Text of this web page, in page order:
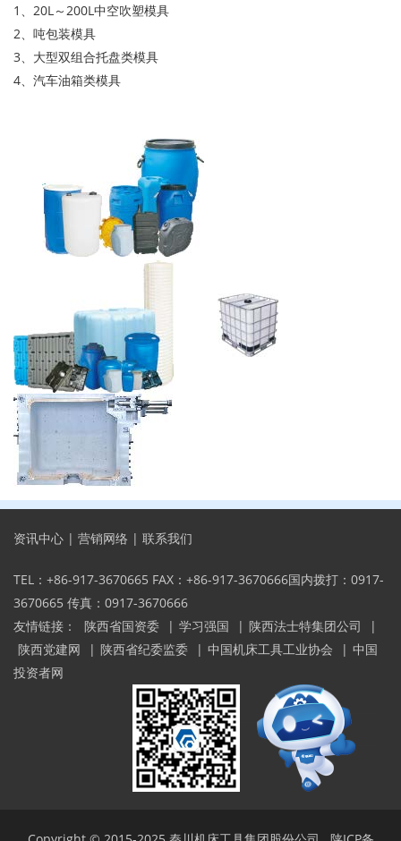
1、20L～200L中空吹塑模具
2、吨包装模具
3、大型双组合托盘类模具
4、汽车油箱类模具
资讯中心 | 营销网络 | 联系我们
TEL：+86-917-3670665 FAX：+86-917-3670666国内拨打：0917-
3670665 传真：0917-3670666
友情链接：
陕西省国资委 | 学习强国 | 陕西法士特集团公司
|
陕西党建网
| 陕西省纪委监委 | 中国机床工具工业协会 | 中国
投资者网